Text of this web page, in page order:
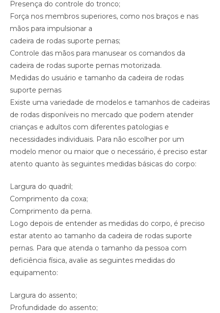
Presença do controle do tronco;
Força nos membros superiores, como nos braços e nas
mãos para impulsionar a
cadeira de rodas suporte pernas;
Controle das mãos para manusear os comandos da
cadeira de rodas suporte pernas motorizada.
Medidas do usuário e tamanho da cadeira de rodas
suporte pernas
Existe uma variedade de modelos e tamanhos de cadeiras
de rodas disponíveis no mercado que podem atender
crianças e adultos com diferentes patologias e
necessidades individuais. Para não escolher por um
modelo menor ou maior que o necessário, é preciso estar
atento quanto às seguintes medidas básicas do corpo:
Largura do quadril;
Comprimento da coxa;
Comprimento da perna.
Logo depois de entender as medidas do corpo, é preciso
estar atento ao tamanho da cadeira de rodas suporte
pernas. Para que atenda o tamanho da pessoa com
deficiência física, avalie as seguintes medidas do
equipamento:
Largura do assento;
Profundidade do assento;